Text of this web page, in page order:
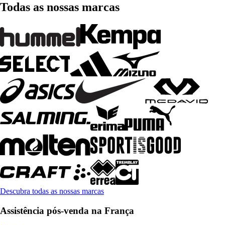
Todas as nossas marcas
Descubra todas as nossas marcas
Assistência pós-venda na França